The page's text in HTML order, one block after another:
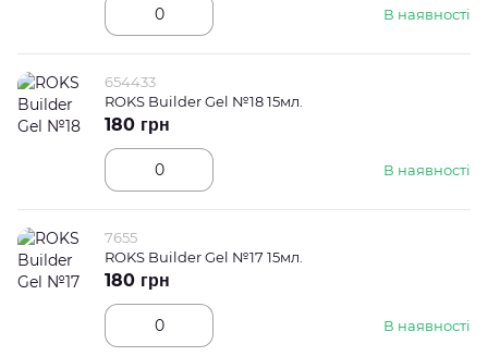
В наявності
654433
ROKS Builder Gel №18 15мл.
В наявності
180 грн
7655
ROKS Builder Gel №17 15мл.
В наявності
180 грн